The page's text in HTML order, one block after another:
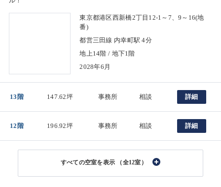
東京都港区西新橋2丁目12-1～7、9～16(地
番)
都営三田線 内幸町駅 4分
地上14階 / 地下1階
2028年6月
13階 147.62坪 事務所 相談 詳細
12階 196.92坪 事務所 相談 詳細
（全12室）